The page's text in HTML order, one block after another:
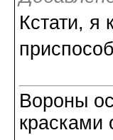
Кстати, я
Вороны
красками